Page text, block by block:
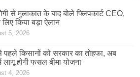
से मुलाकात के बाद बोले फ्लिपकार्ट CEO,
लिए किया बड़ा ऐलान
5, 2026
पहले किसानों को सरकार का तोहफा, अब
लागू होगी फसल बीमा योजना
4, 2026